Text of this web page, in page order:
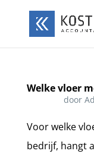
Welke vloer
door
Voor welke
bedrijf, hangt